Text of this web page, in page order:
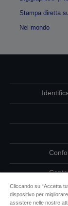
Stampa diretta
Nel mondo
Cliccando su “Accetta
dispositivo per
assistere nelle nostre